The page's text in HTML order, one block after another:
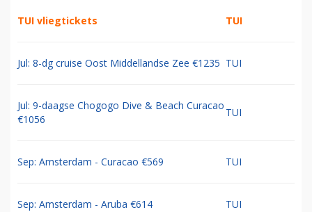
TUI vliegtickets TUI
Jul: 8-dg cruise Oost Middellandse Zee €1235 TUI
Jul: 9-daagse Chogogo Dive & Beach Curacao
€1056
TUI
Sep: Amsterdam - Curacao €569 TUI
Sep: Amsterdam - Aruba €614 TUI